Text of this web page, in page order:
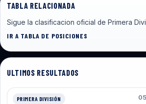
TABLA RELACIONADA
Sigue la clasificacion oficial de Primera
IR A TABLA DE POSICIONES
ULTIMOS RESULTADOS
PRIMERA DIVISIÓN